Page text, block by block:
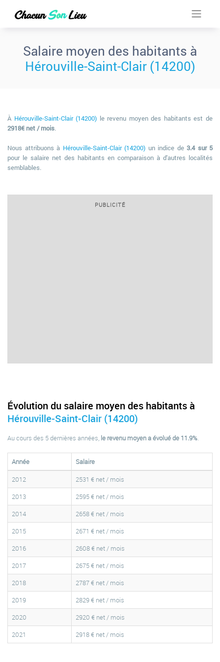
Salaire moyen des habitants à
Hérouville-Saint-Clair (14200)
À Hérouville-Saint-Clair (14200) le revenu moyen des habitants est de
2918€ net / mois.
Nous attribuons à Hérouville-Saint-Clair (14200) un indice de 3.4 sur 5
pour le salaire net des habitants en comparaison à d'autres localités
semblables.
PUBLICITÉ
Évolution du salaire moyen des habitants à
Hérouville-Saint-Clair (14200)
Au cours des 5 dernières années, le revenu moyen a évolué de 11.9%.
Année
Salaire
2012
2531 € net / mois
2013
2595 € net / mois
2014
2658 € net / mois
2015
2671 € net / mois
2016
2608 € net / mois
2017
2675 € net / mois
2018
2787 € net / mois
2019
2829 € net / mois
2020
2920 € net / mois
2021
2918 € net / mois